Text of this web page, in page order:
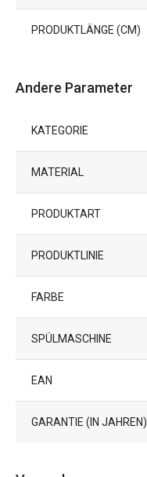
PRODUKTLÄNGE (CM)
Andere Parameter
KATEGORIE
MATERIAL
PRODUKTART
PRODUKTLINIE
FARBE
SPÜLMASCHINE
EAN
GARANTIE (IN JAHREN)